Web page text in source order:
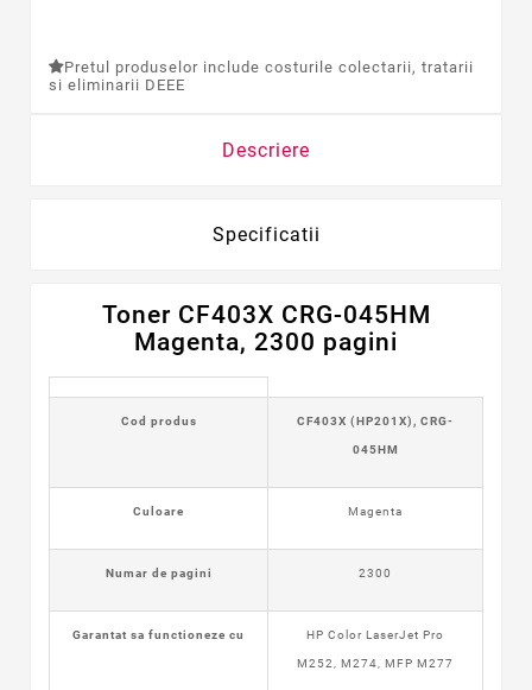
Pretul produselor include costurile colectarii, tratarii
si eliminarii DEEE
Descriere
Specificatii
Toner CF403X CRG-045HM
Magenta, 2300 pagini
Cod produs CF403X (HP201X), CRG-
045HM
Culoare Magenta
Numar de pagini 2300
Garantat sa functioneze cu HP Color LaserJet Pro
M252, M274, MFP M277